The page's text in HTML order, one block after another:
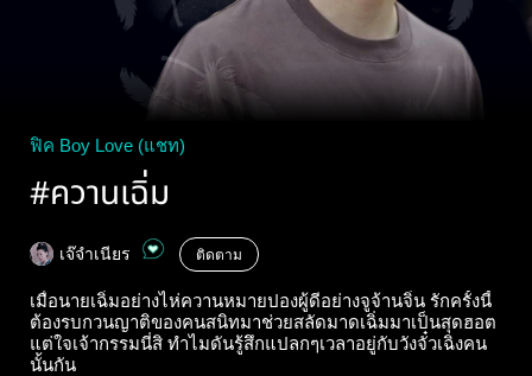
ฟิค Boy Love (แชท)
#ควานเฉิ่ม
เจ๊จำเนียร ติดตาม
เมื่อนายเฉิ่มอย่างไห่ควานหมายปองผู้ดีอย่างจูจ้านจิ่น รักครั้งนี้
ต้องรบกวนญาติของคนสนิทมาช่วยสลัดมาดเฉิ่มมาเป็นสุดฮอต
แต่ใจเจ้ากรรมนี่สิ ทำไมดันรู้สึกแปลกๆเวลาอยู่กับวังจั๋วเฉิงคน
นั้นกัน